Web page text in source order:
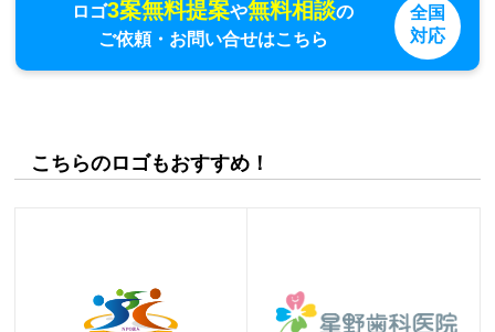
ロゴ3案無料提案や無料相談の
ご依頼・お問い合せはこちら
全国
対応
こちらのロゴもおすすめ！